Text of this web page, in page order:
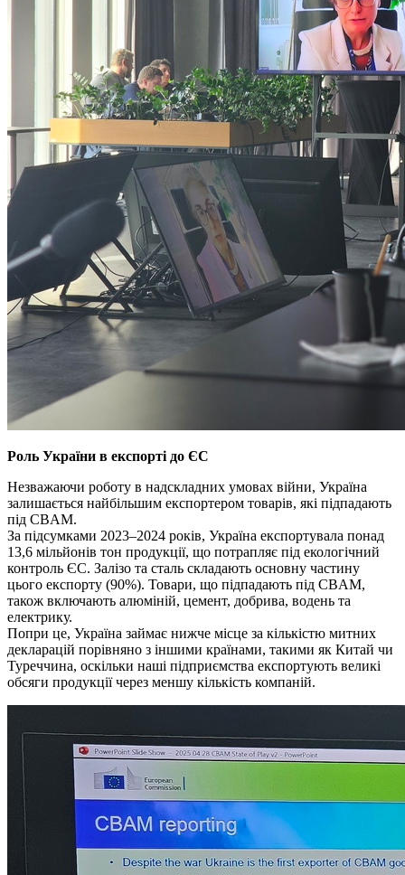
Роль України в експорті до ЄС
Незважаючи роботу в надскладних умовах війни, Україна
залишається найбільшим експортером товарів, які підпадають
під CBAM.
За підсумками 2023–2024 років, Україна експортувала понад
13,6 мільйонів тон продукції, що потрапляє під екологічний
контроль ЄС. Залізо та сталь складають основну частину
цього експорту (90%). Товари, що підпадають під CBAM,
також включають алюміній, цемент, добрива, водень та
електрику.
Попри це, Україна займає нижче місце за кількістю митних
декларацій порівняно з іншими країнами, такими як Китай чи
Туреччина, оскільки наші підприємства експортують великі
обсяги продукції через меншу кількість компаній.